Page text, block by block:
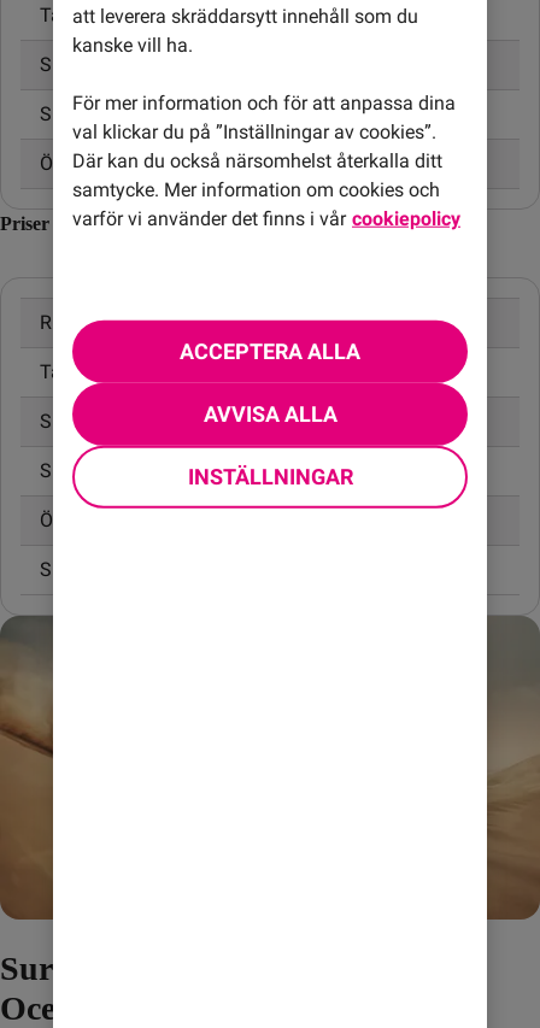
Ta emot samtal 10,00 kr/min
Skicka SMS
Skicka MMS 6,95 kr
Öppningsavgift 0,00 kr
Priser inom Nya Zeeland
Ringa samtal 20,00 kr/min
Ta emot samtal
Skicka SMS 4,95 kr
Skicka MMS 6,95 kr
Öppningsavgift
Surfa utan surfpaket
Surfa till fastpris när du reser i
Oceanien
att leverera skräddarsytt innehåll som du
kanske vill ha.
För mer information och för att anpassa dina
val klickar du på ”Inställningar av cookies”.
Där kan du också närsomhelst återkalla ditt
samtycke. Mer information om cookies och
varför vi använder det finns i vår cookiepolicy
ACCEPTERA ALLA
AVVISA ALLA
INSTÄLLNINGAR